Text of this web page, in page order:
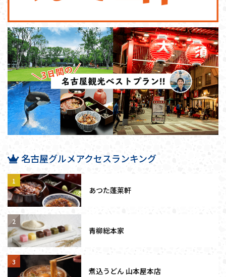
名古屋グルメアクセスランキング
あつた蓬莱軒
青柳総本家
煮込うどん 山本屋本店